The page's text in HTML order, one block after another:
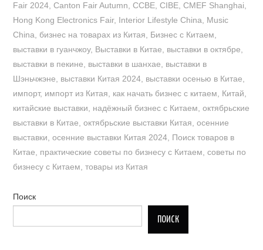
Fair 2024 ,Canton Fair Autumn ,CCBE ,CIBE ,CMEF Shanghai
Hong Kong Electronics Fair, Interior Lifestyle China
Music
China
бизнес на товарах из Китая Бизнес с Китаем
выставки в гуанчжоу, Выставки в Китае выставки в октябре
выставки в пекине
выставки в шанхае
выставки в
Шэньчжэне
выставки Китая 2024 выставки осенью в Китае
импорт, импорт из Китая как начать бизнес с китаем Китай
китайские выставки
надёжный бизнес с Китаем ,октябрьские
выставки в Китае ,октябрьские выставки Китая ,осенние
выставки ,осенние выставки Китая 2024 Поиск товаров в
Китае
практические советы по бизнесу с Китаем ,советы по
бизнесу с Китаем ,товары из Китая
Поиск
ПОИСК